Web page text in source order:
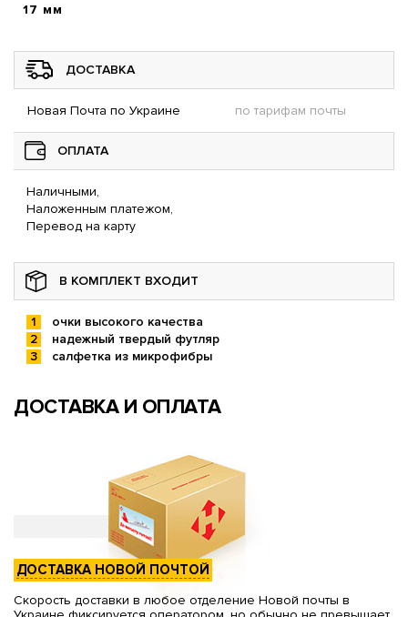
17 мм
ДОСТАВКА
Новая Почта по Украине по тарифам почты
ОПЛАТА
Наличными,
Наложенным платежом,
Перевод на карту
В КОМПЛЕКТ ВХОДИТ
очки высокого качества
надежный твердый футляр
салфетка из микрофибры
ДОСТАВКА И ОПЛАТА
ДОСТАВКА НОВОЙ ПОЧТОЙ
Скорость доставки в любое отделение Новой почты в